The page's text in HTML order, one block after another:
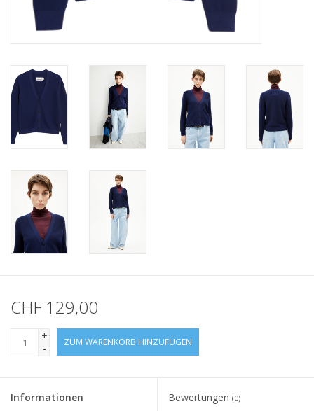
CHF 129,00
+
-
ZUM WARENKORB HINZUFÜGEN
Informationen Bewertungen (0)